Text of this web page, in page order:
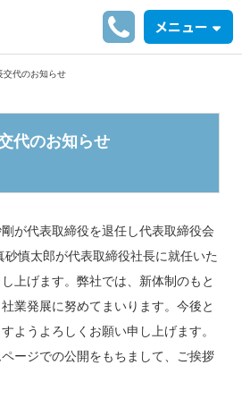
メニュー
交代のお知らせ
代のお知らせ
が代表取締役を退任し代表取締役会
慎太郎が代表取締役社長に就任いた
上げます。弊社では、新体制のもと
業発展に努めてまいります。今後と
ようよろしくお願い申し上げます。
ージでの公開をもちまして、ご挨拶